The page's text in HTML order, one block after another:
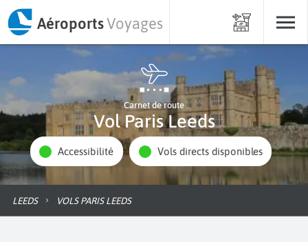
AéroportsVoyages
Carnet de route
Vol Paris Leeds
Accessibilité Vols directs disponibles
LEEDS VOLS PARIS LEEDS